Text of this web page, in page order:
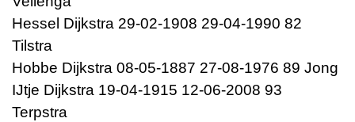
Hessel Dijkstra 29-02-1908 29-04-1990 82
Tilstra
Hobbe Dijkstra 08-05-1887 27-08-1976 89 Jong
IJtje Dijkstra 19-04-1915 12-06-2008 93
Terpstra